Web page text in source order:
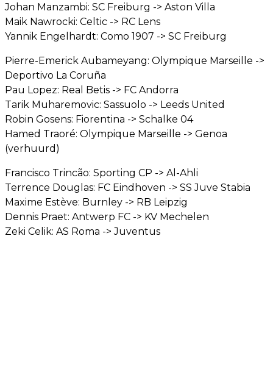
Johan Manzambi: SC Freiburg -> Aston Villa
Maik Nawrocki: Celtic -> RC Lens
Yannik Engelhardt: Como 1907 -> SC Freiburg
Pierre-Emerick Aubameyang: Olympique Marseille ->
Deportivo La Coruña
Pau Lopez: Real Betis -> FC Andorra
Tarik Muharemovic: Sassuolo -> Leeds United
Robin Gosens: Fiorentina -> Schalke 04
Hamed Traoré: Olympique Marseille -> Genoa
(verhuurd)
Francisco Trincão: Sporting CP -> Al-Ahli
Terrence Douglas: FC Eindhoven -> SS Juve Stabia
Maxime Estève: Burnley -> RB Leipzig
Dennis Praet: Antwerp FC -> KV Mechelen
Zeki Celik: AS Roma -> Juventus